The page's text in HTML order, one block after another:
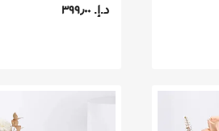
د.إ.‏ ٣٩٩٫٠٠